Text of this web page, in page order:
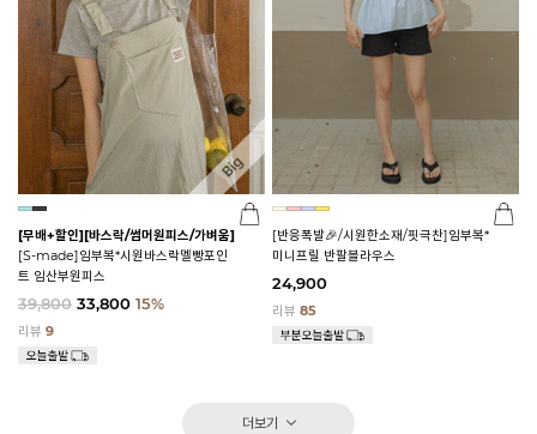
[무배+할인][바스락/썸머원피스/가벼움]
[S-made]임부복*시원바스락멜빵포인
트 임산부원피스
39,800 33,800 15%
리뷰 9
[반응폭발🎉/시원한소재/핏극찬]임부복*
미니프릴 반팔블라우스
24,900
리뷰 85
더보기